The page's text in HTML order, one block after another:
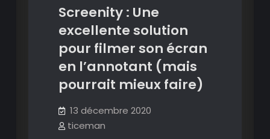
Android
et
iOS.
Screenity : Une
excellente solution
pour filmer son écran
en l’annotant (mais
pourrait mieux faire)
13 décembre 2020
ticeman